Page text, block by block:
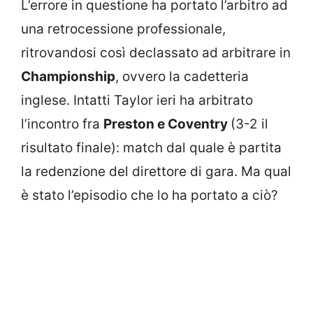
L’errore in questione ha portato l’arbitro ad
una retrocessione professionale,
ritrovandosi così declassato ad arbitrare in
Championship, ovvero la cadetteria
inglese. Intatti Taylor ieri ha arbitrato
l’incontro fra Preston e Coventry (3-2 il
risultato finale): match dal quale è partita
la redenzione del direttore di gara. Ma qual
è stato l’episodio che lo ha portato a ciò?